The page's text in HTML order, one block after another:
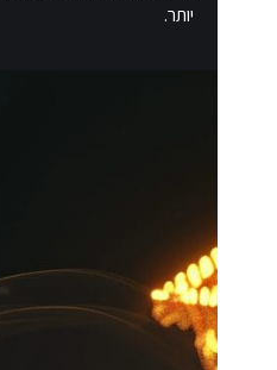
יותר.